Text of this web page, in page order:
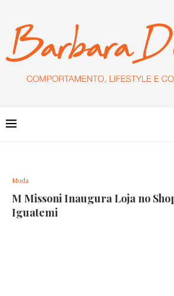
Moda
M Missoni Inaugura Loja no
Iguatemi